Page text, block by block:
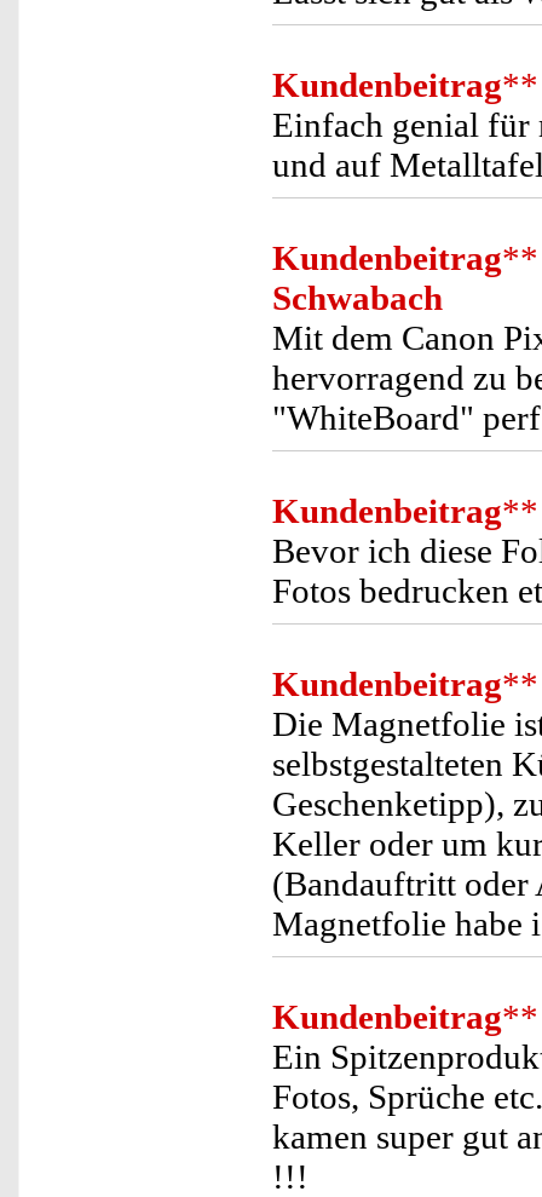
Kundenbeitrag**
Einfach genial für
und auf
Kundenbeitrag**
Schwabach
Mit dem Canon
hervorragend zu
"WhiteBoard"
Kundenbeitrag**
Bevor ich diese
Fotos bedrucken
Kundenbeitrag**
Die Magnetfolie
selbstgestalteten
Geschenketipp),
Keller oder um
(Bandauftritt oder
Magnetfolie habe
Kundenbeitrag**
Ein
Fotos, Sprüche
kamen super gut
!!!